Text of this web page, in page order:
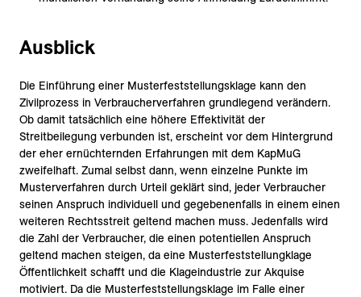
Ausblick
Die Einführung einer Musterfeststellungsklage kann den
Zivilprozess in Verbraucherverfahren grundlegend verändern.
Ob damit tatsächlich eine höhere Effektivität der
Streitbeilegung verbunden ist, erscheint vor dem Hintergrund
der eher ernüchternden Erfahrungen mit dem KapMuG
zweifelhaft. Zumal selbst dann, wenn einzelne Punkte im
Musterverfahren durch Urteil geklärt sind, jeder Verbraucher
seinen Anspruch individuell und gegebenenfalls in einem einen
weiteren Rechtsstreit geltend machen muss. Jedenfalls wird
die Zahl der Verbraucher, die einen potentiellen Anspruch
geltend machen steigen, da eine Musterfeststellungklage
Öffentlichkeit schafft und die Klageindustrie zur Akquise
motiviert. Da die Musterfeststellungsklage im Falle einer